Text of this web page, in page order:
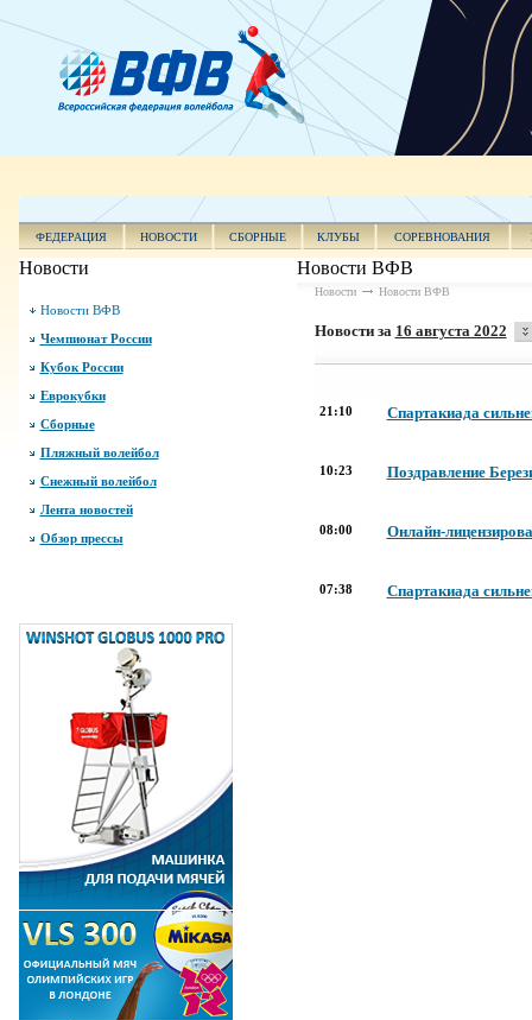
ФЕДЕРАЦИЯ НОВОСТИ СБОРНЫЕ КЛУБЫ СОРЕВНОВАНИЯ
Новости
Новости ВФВ
Чемпионат России
Кубок России
Еврокубки
Сборные
Пляжный волейбол
Снежный волейбол
Лента новостей
Обзор прессы
Новости ВФВ
Новости Новости ВФВ
Новости за 16 августа 2022
21:10 Спартакиада
10:23 Поздравление
08:00 Онлайн-
07:38 Спартакиада